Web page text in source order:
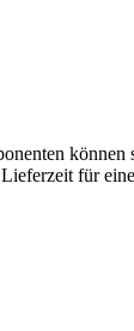
können
für